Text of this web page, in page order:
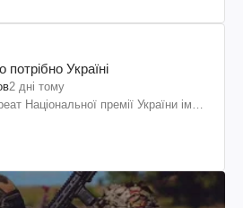
Україні
2 дні тому
Національної премії України ім.